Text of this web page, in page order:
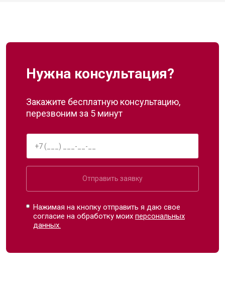
Нужна консультация?
Закажите бесплатную консультацию,
перезвоним за 5 минут
Отправить заявку
Нажимая на кнопку отправить я даю свое
согласие на обработку моихперсональных
данных.